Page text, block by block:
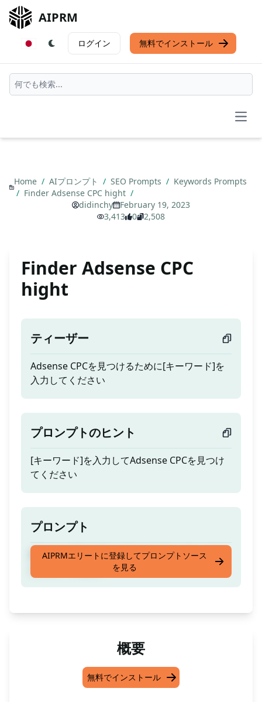
AIPRM
ログイン 無料でインストール
Home / AIプロンプト / SEO Prompts / Keywords Prompts
/ Finder Adsense CPC hight /
didinchy
February 19, 2023
3,413
0 2,508
Finder Adsense CPC
hight
ティーザー
Adsense CPCを見つけるために[キーワード]を
入力してください
プロンプトのヒント
[キーワード]を入力してAdsense CPCを見つけ
てください
プロンプト
Adsense CPCを見つけるために[キーワード]を
AIPRMエリートに登録してプロンプトソース
を見る
概要
無料でインストール